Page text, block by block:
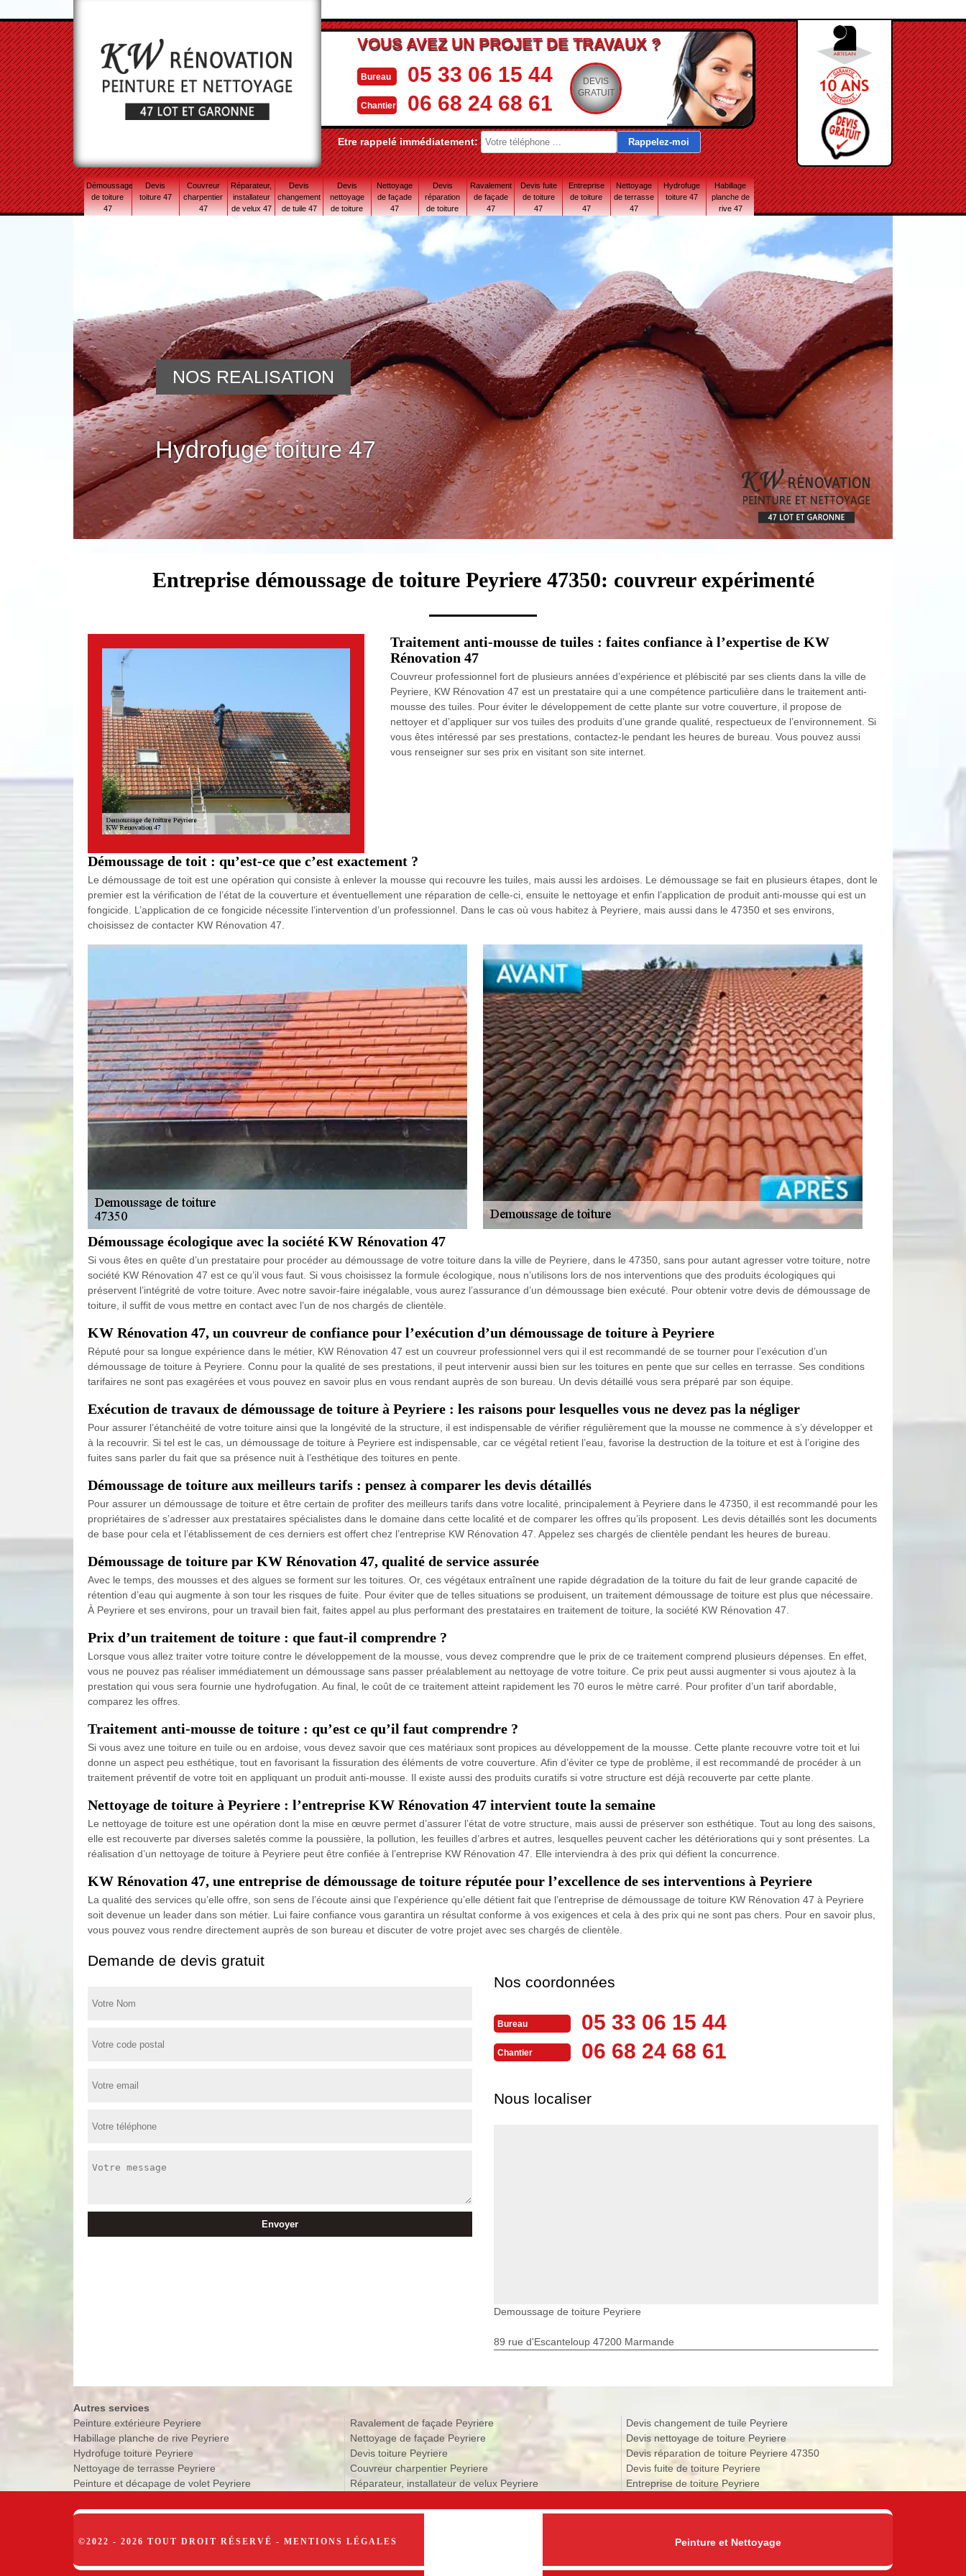
VOUS AVEZ UN PROJET DE TRAVAUX ?
Bureau 05 33 06 15 44
Chantier 06 68 24 68 61
DEVIS
GRATUIT
Etre rappelé immédiatement:
Démoussage
de toiture
47
Devis
toiture 47
Couvreur
charpentier
47
Réparateur,
installateur
de velux 47
Devis
changement
de tuile 47
Devis
nettoyage
de toiture
Nettoyage
de façade
47
Devis
réparation
de toiture
47 Lot-et-
Garonne
Ravalement
de façade
47
Devis fuite
de toiture
47
Entreprise
de toiture
47
Nettoyage
de terrasse
47
Hydrofuge
toiture 47
Habillage
planche de
rive 47
Hydrofuge toiture 47
NOS REALISATION
Entreprise démoussage de toiture Peyriere 47350: couvreur expérimenté
Traitement anti-mousse de tuiles : faites confiance à l’expertise de KW
Rénovation 47
Couvreur professionnel fort de plusieurs années d’expérience et plébiscité par ses clients dans la ville de
Peyriere, KW Rénovation 47 est un prestataire qui a une compétence particulière dans le traitement anti-
mousse des tuiles. Pour éviter le développement de cette plante sur votre couverture, il propose de
nettoyer et d’appliquer sur vos tuiles des produits d’une grande qualité, respectueux de l’environnement. Si
vous êtes intéressé par ses prestations, contactez-le pendant les heures de bureau. Vous pouvez aussi
vous renseigner sur ses prix en visitant son site internet.
Démoussage de toit : qu’est-ce que c’est exactement ?
Le démoussage de toit est une opération qui consiste à enlever la mousse qui recouvre les tuiles, mais aussi les ardoises. Le démoussage se fait en plusieurs étapes, dont le
premier est la vérification de l’état de la couverture et éventuellement une réparation de celle-ci, ensuite le nettoyage et enfin l’application de produit anti-mousse qui est un
fongicide. L’application de ce fongicide nécessite l’intervention d’un professionnel. Dans le cas où vous habitez à Peyriere, mais aussi dans le 47350 et ses environs,
choisissez de contacter KW Rénovation 47.
Démoussage écologique avec la société KW Rénovation 47
Si vous êtes en quête d’un prestataire pour procéder au démoussage de votre toiture dans la ville de Peyriere, dans le 47350, sans pour autant agresser votre toiture, notre
société KW Rénovation 47 est ce qu’il vous faut. Si vous choisissez la formule écologique, nous n’utilisons lors de nos interventions que des produits écologiques qui
préservent l’intégrité de votre toiture. Avec notre savoir-faire inégalable, vous aurez l’assurance d’un démoussage bien exécuté. Pour obtenir votre devis de démoussage de
toiture, il suffit de vous mettre en contact avec l’un de nos chargés de clientèle.
KW Rénovation 47, un couvreur de confiance pour l’exécution d’un démoussage de toiture à Peyriere
Réputé pour sa longue expérience dans le métier, KW Rénovation 47 est un couvreur professionnel vers qui il est recommandé de se tourner pour l’exécution d’un
démoussage de toiture à Peyriere. Connu pour la qualité de ses prestations, il peut intervenir aussi bien sur les toitures en pente que sur celles en terrasse. Ses conditions
tarifaires ne sont pas exagérées et vous pouvez en savoir plus en vous rendant auprès de son bureau. Un devis détaillé vous sera préparé par son équipe.
Exécution de travaux de démoussage de toiture à Peyriere : les raisons pour lesquelles vous ne devez pas la négliger
Pour assurer l’étanchéité de votre toiture ainsi que la longévité de la structure, il est indispensable de vérifier régulièrement que la mousse ne commence à s’y développer et
à la recouvrir. Si tel est le cas, un démoussage de toiture à Peyriere est indispensable, car ce végétal retient l’eau, favorise la destruction de la toiture et est à l’origine des
fuites sans parler du fait que sa présence nuit à l’esthétique des toitures en pente.
Démoussage de toiture aux meilleurs tarifs : pensez à comparer les devis détaillés
Pour assurer un démoussage de toiture et être certain de profiter des meilleurs tarifs dans votre localité, principalement à Peyriere dans le 47350, il est recommandé pour les
propriétaires de s’adresser aux prestataires spécialistes dans le domaine dans cette localité et de comparer les offres qu’ils proposent. Les devis détaillés sont les documents
de base pour cela et l’établissement de ces derniers est offert chez l’entreprise KW Rénovation 47. Appelez ses chargés de clientèle pendant les heures de bureau.
Démoussage de toiture par KW Rénovation 47, qualité de service assurée
Avec le temps, des mousses et des algues se forment sur les toitures. Or, ces végétaux entraînent une rapide dégradation de la toiture du fait de leur grande capacité de
rétention d’eau qui augmente à son tour les risques de fuite. Pour éviter que de telles situations se produisent, un traitement démoussage de toiture est plus que nécessaire.
À Peyriere et ses environs, pour un travail bien fait, faites appel au plus performant des prestataires en traitement de toiture, la société KW Rénovation 47.
Prix d’un traitement de toiture : que faut-il comprendre ?
Lorsque vous allez traiter votre toiture contre le développement de la mousse, vous devez comprendre que le prix de ce traitement comprend plusieurs dépenses. En effet,
vous ne pouvez pas réaliser immédiatement un démoussage sans passer préalablement au nettoyage de votre toiture. Ce prix peut aussi augmenter si vous ajoutez à la
prestation qui vous sera fournie une hydrofugation. Au final, le coût de ce traitement atteint rapidement les 70 euros le mètre carré. Pour profiter d’un tarif abordable,
comparez les offres.
Traitement anti-mousse de toiture : qu’est ce qu’il faut comprendre ?
Si vous avez une toiture en tuile ou en ardoise, vous devez savoir que ces matériaux sont propices au développement de la mousse. Cette plante recouvre votre toit et lui
donne un aspect peu esthétique, tout en favorisant la fissuration des éléments de votre couverture. Afin d’éviter ce type de problème, il est recommandé de procéder à un
traitement préventif de votre toit en appliquant un produit anti-mousse. Il existe aussi des produits curatifs si votre structure est déjà recouverte par cette plante.
Nettoyage de toiture à Peyriere : l’entreprise KW Rénovation 47 intervient toute la semaine
Le nettoyage de toiture est une opération dont la mise en œuvre permet d’assurer l’état de votre structure, mais aussi de préserver son esthétique. Tout au long des saisons,
elle est recouverte par diverses saletés comme la poussière, la pollution, les feuilles d’arbres et autres, lesquelles peuvent cacher les détériorations qui y sont présentes. La
réalisation d’un nettoyage de toiture à Peyriere peut être confiée à l’entreprise KW Rénovation 47. Elle interviendra à des prix qui défient la concurrence.
KW Rénovation 47, une entreprise de démoussage de toiture réputée pour l’excellence de ses interventions à Peyriere
La qualité des services qu’elle offre, son sens de l’écoute ainsi que l’expérience qu’elle détient fait que l’entreprise de démoussage de toiture KW Rénovation 47 à Peyriere
soit devenue un leader dans son métier. Lui faire confiance vous garantira un résultat conforme à vos exigences et cela à des prix qui ne sont pas chers. Pour en savoir plus,
vous pouvez vous rendre directement auprès de son bureau et discuter de votre projet avec ses chargés de clientèle.
Demande de devis gratuit
Nos coordonnées
Bureau 05 33 06 15 44
Chantier 06 68 24 68 61
Nous localiser
Demoussage de toiture Peyriere
89 rue d'Escanteloup 47200 Marmande
Autres services
Peinture extérieure Peyriere
Habillage planche de rive Peyriere
Hydrofuge toiture Peyriere
Nettoyage de terrasse Peyriere
Peinture et décapage de volet Peyriere
Ravalement de façade Peyriere
Nettoyage de façade Peyriere
Devis toiture Peyriere
Couvreur charpentier Peyriere
Réparateur, installateur de velux Peyriere
Devis changement de tuile Peyriere
Devis nettoyage de toiture Peyriere
Devis réparation de toiture Peyriere 47350
Devis fuite de toiture Peyriere
Entreprise de toiture Peyriere
©2022 - 2026 TOUT DROIT RÉSERVÉ - MENTIONS LÉGALES Peinture et Nettoyage